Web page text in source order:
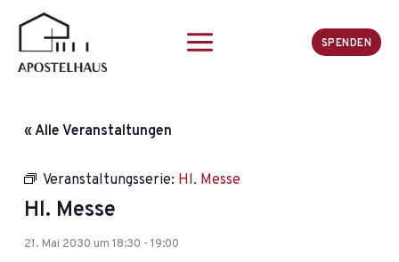
springen
SPENDEN
« Alle Veranstaltungen
Veranstaltungsserie: Hl. Messe
Hl. Messe
21. Mai 2030 um 18:30 -19:00